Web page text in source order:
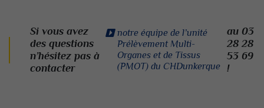
Si vous avez
des questions
n’hésitez pas à
contacter
notre équipe de l’unité
Prélèvement Multi-
Organes et de Tissus
(PMOT) du CHDunkerque
au 03
28 28
53 69
!